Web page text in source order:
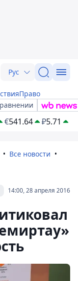
Рус
Право
€541.64 ₽5.71
Все новости
14:00, 28 апреля 2016